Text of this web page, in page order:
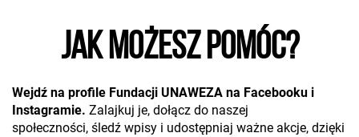
JAK MOŻESZ POMÓC?
Wejdź na profile Fundacji UNAWEZA na Facebooku i
Instagramie. Zalajkuj je, dołącz do naszej
społeczności, śledź wpisy i udostępniaj ważne akcje, dzięki